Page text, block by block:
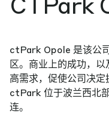
ctPark Opole 是该公
区。商业上的成功，
高需求，促使公司决
ctPark 位于波兰西北
连。